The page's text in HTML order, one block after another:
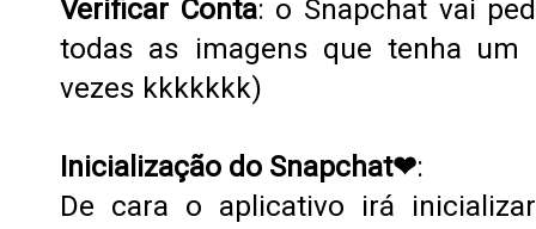
Verificar Conta: o Snapchat vai
todas as imagens que tenha um
vezes kkkkkkk)
Inicialização do Snapchat❤:
De cara o aplicativo irá